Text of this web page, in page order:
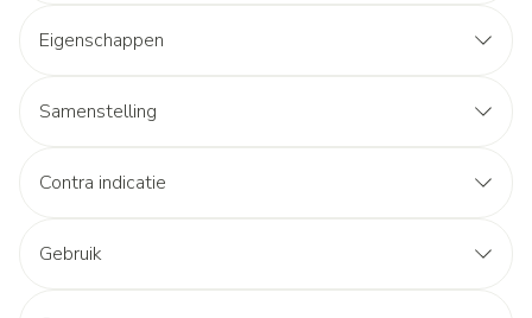
Eigenschappen
Samenstelling
Contra indicatie
Gebruik